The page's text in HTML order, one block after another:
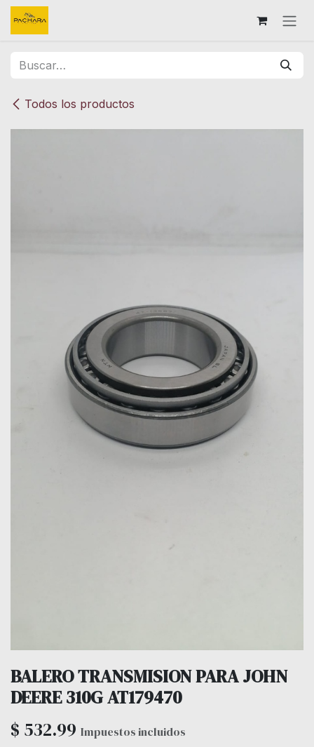
Ir al contenido
Todos los productos
BALERO TRANSMISION PARA JOHN
DEERE 310G AT179470
$ 532.99 Impuestos incluidos